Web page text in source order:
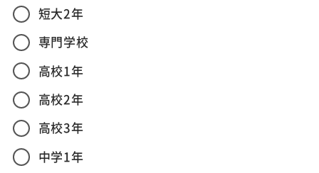
短大2年
専門学校
高校1年
高校2年
高校3年
中学1年